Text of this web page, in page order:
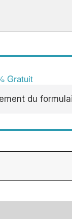
Gratuit
du